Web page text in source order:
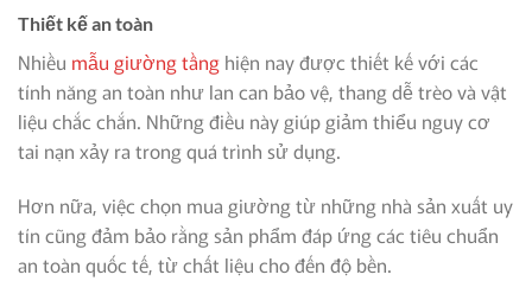
Thiết kế an toàn
Nhiều mẫu giường tầng hiện nay được thiết kế với các
tính năng an toàn như lan can bảo vệ, thang dễ trèo và vật
liệu chắc chắn. Những điều này giúp giảm thiểu nguy cơ
tai nạn xảy ra trong quá trình sử dụng.
Hơn nữa, việc chọn mua giường từ những nhà sản xuất uy
tín cũng đảm bảo rằng sản phẩm đáp ứng các tiêu chuẩn
an toàn quốc tế, từ chất liệu cho đến độ bền.